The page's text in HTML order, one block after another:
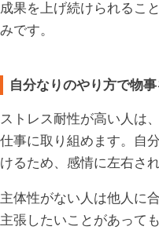
成果を上げ続けられるこ
みです。
自分なりのやり方で物
ストレス耐性が高い人は
仕事に取り組めます。自
けるため、感情に左右さ
主体性がない人は他人に
主張したいことがあって